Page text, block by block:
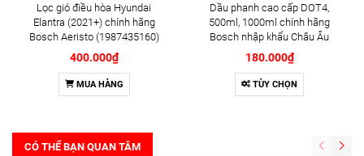
Lọc gió điều hòa Hyundai
Elantra (2021+) chính hãng
Bosch Aeristo (1987435160)
400.000₫
MUA HÀNG
Dầu phanh cao cấp DOT4,
500ml, 1000ml chính hãng
Bosch nhập khẩu Châu Âu
180.000₫
TÙY CHỌN
CÓ THỂ BẠN QUAN TÂM